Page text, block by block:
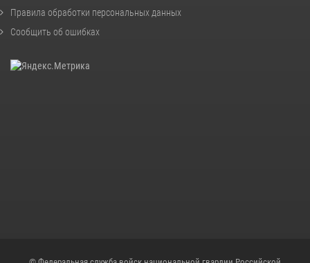
Правила обработки персональных данных
Сообщить об ошибках